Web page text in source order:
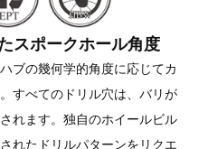
スポークホール角度
ブの幾何学的角度に応じてカ
すべてのドリル穴は、バリが
れます。独自のホイールビル
れたドリルパターンをリクエ